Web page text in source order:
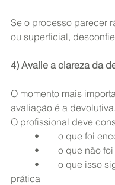
Se o processo parecer
ou superficial,
4) Avalie a clareza da
O momento mais
avaliação é a devolutiva.
O profissional deve
•	o que foi
•	o que não
prática